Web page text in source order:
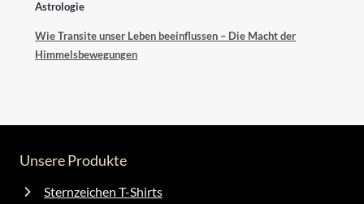
Wie Transite unser Leben beeinflussen – Die Macht der
Himmelsbewegungen
Unsere Produkte
Sternzeichen T-Shirts